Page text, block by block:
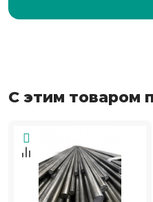
С этим товаром